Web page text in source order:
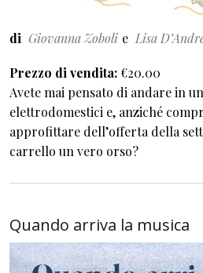
di Giovanna Zoboli Lisa
Prezzo di vendita €20.00
Avete mai pensato di andare in
elettrodomestici e, anziché
approfittare dell’offerta della
carrello un vero orso?
Quando arriva la musica